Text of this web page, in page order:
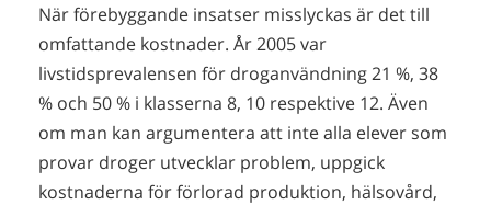
När förebyggande insatser misslyckas är det till
omfattande kostnader. År 2005 var
livstidsprevalensen för droganvändning 21 %, 38
% och 50 % i klasserna 8, 10 respektive 12. Även
om man kan argumentera att inte alla elever som
provar droger utvecklar problem, uppgick
kostnaderna för förlorad produktion, hälsovård,